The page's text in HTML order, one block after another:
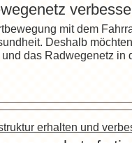
mit dem
Deshalb
und das Radwegenetz in
erhalten und